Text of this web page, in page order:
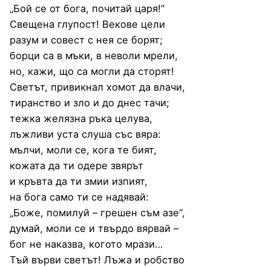
„Бой се от бога, почитай царя!“
Свещена глупост! Векове цели
разум и совест с нея се борят;
борци са в мъки, в неволи мрели,
но, кажи, що са могли да сторят!
Светът, привикнал хомот да влачи,
тиранство и зло и до днес тачи;
тежка желязна ръка целува,
лъжливи уста слуша със вяра:
мълчи, моли се, кога те бият,
кожата да ти одере звярът
и кръвта да ти змии изпият,
на бога само ти се надявай:
„Боже, помилуй – грешен съм азе“,
думай, моли се и твърдо вярвай –
бог не наказва, когото мрази…
Тъй върви светът! Лъжа и робство